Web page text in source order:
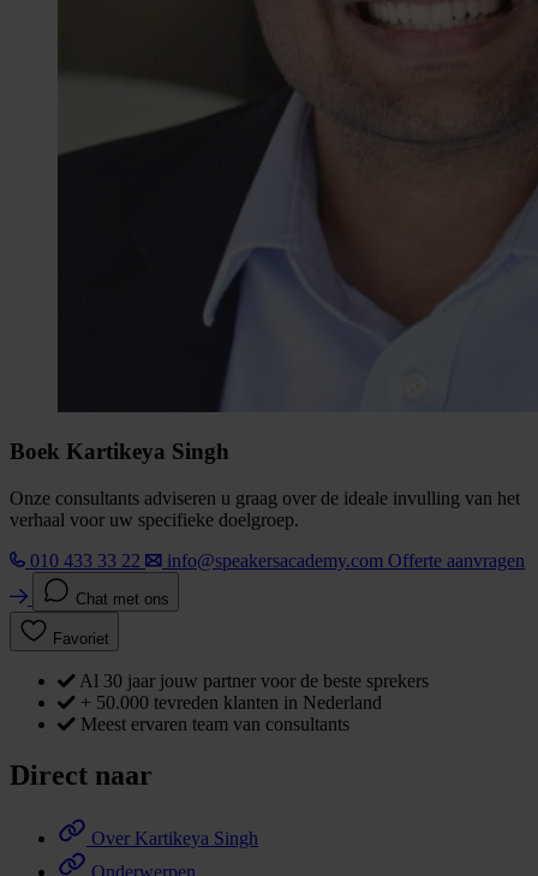
Boek Kartikeya Singh
Onze consultants adviseren u graag over de ideale invulling van het
verhaal voor uw specifieke doelgroep.
010 433 33 22
info@speakersacademy.com Offerte aanvragen
Chat met ons
Favoriet
Al 30 jaar jouw partner voor de beste sprekers
+ 50.000 tevreden klanten in Nederland
Meest ervaren team van consultants
Direct naar
Over Kartikeya Singh
Onderwerpen